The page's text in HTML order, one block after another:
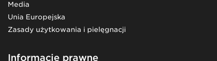
Media
Unia Europejska
Zasady użytkowania i pielęgnacji
Informacje prawne